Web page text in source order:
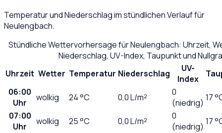
Temperatur und Niederschlag im stündlichen Verlauf für
Neulengbach.
Stündliche Wettervorhersage fürNeulengbach: Uhrzeit,
Niederschlag, UV-Index, Taupunkt und
Uhrzeit Wetter Temperatur Niederschlag
UV-
Index
06:00
Uhr
wolkig 24°C 0,0L/m²
0
(niedrig) 17
07:00
Uhr
wolkig 25°C 0,0L/m²
0
(niedrig) 17